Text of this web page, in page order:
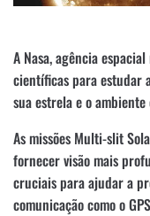
A Nasa, agência
científicas para estudar
sua estrela e o
As missões Multi-slit
fornecer visão mais
cruciais para ajudar a
comunicação como o